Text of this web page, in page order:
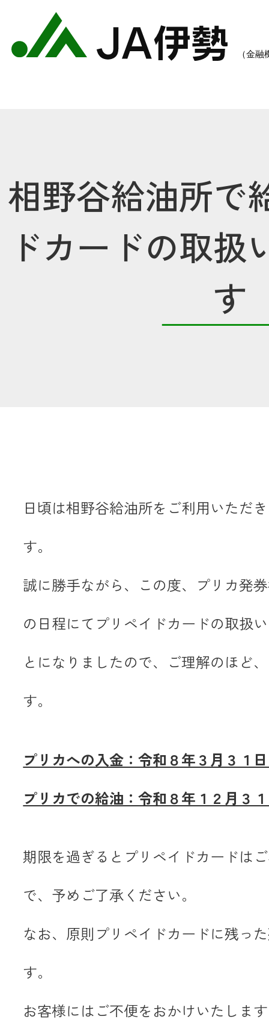
農業のご案内 各種手数料一覧 各種
カード・
交
JAバンク
JA伊勢について
メールでのお
相野谷給油所で
ドカードの取扱
す
日頃は相野谷給油所をご利用いただ
す。
誠に勝手ながら、この度、プリカ発
の日程にてプリペイドカードの取扱
とになりましたので、ご理解のほど
す。
プリカへの入金：令和８年３月３１
プリカでの給油：令和８年１２月３
期限を過ぎるとプリペイドカードは
で、予めご了承ください。
なお、原則プリペイドカードに残っ
す。
お客様にはご不便をおかけいたしま